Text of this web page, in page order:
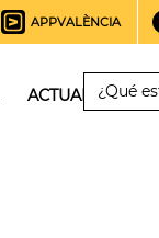
APPVALÈNCIA
ACTUALIDAD